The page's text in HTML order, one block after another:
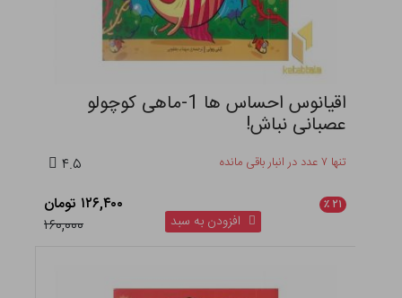
اقیانوس احساس ها 1-ماهی کوچولو
عصبانی نباش!
تنها ۷ عدد در انبار باقی مانده ۴.۵
۲۱ ٪
۱۲۶,۴۰۰ تومان
۱۶۰,۰۰۰
افزودن به سبد